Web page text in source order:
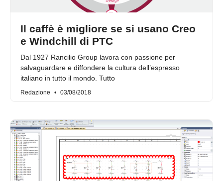
Il caffè è migliore se si usano Creo
e Windchill di PTC
Dal 1927 Rancilio Group lavora con passione per
salvaguardare e diffondere la cultura dell’espresso
italiano in tutto il mondo. Tutto
Redazione 03/08/2018